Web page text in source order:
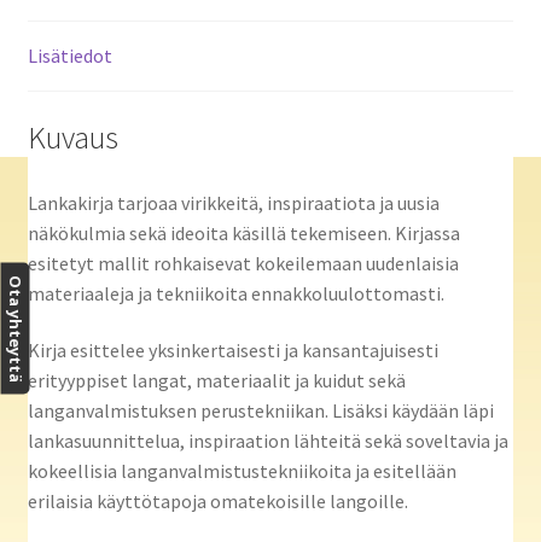
Lisätiedot
Kuvaus
Lankakirja tarjoaa virikkeitä, inspiraatiota ja uusia
näkökulmia sekä ideoita käsillä tekemiseen. Kirjassa
esitetyt mallit rohkaisevat kokeilemaan uudenlaisia
materiaaleja ja tekniikoita ennakkoluulottomasti.
Kirja esittelee yksinkertaisesti ja kansantajuisesti
erityyppiset langat, materiaalit ja kuidut sekä
langanvalmistuksen perustekniikan. Lisäksi käydään läpi
lankasuunnittelua, inspiraation lähteitä sekä soveltavia ja
kokeellisia langanvalmistustekniikoita ja esitellään
erilaisia käyttötapoja omatekoisille langoille.
Ota yhteyttä